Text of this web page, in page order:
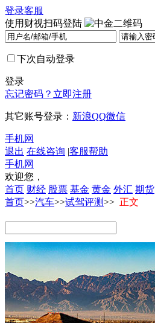
登录客服
使用财视扫码登陆
下次自动登录
登录
忘记密码？ 立即注册
其它账号登录： 新浪QQ微信
手机网
退出 在线咨询 |客服帮助
手机网
欢迎您，
首页 财经 股票 基金 黄金 外汇 期货
首页>>汽车>>试驾评测>> 正文